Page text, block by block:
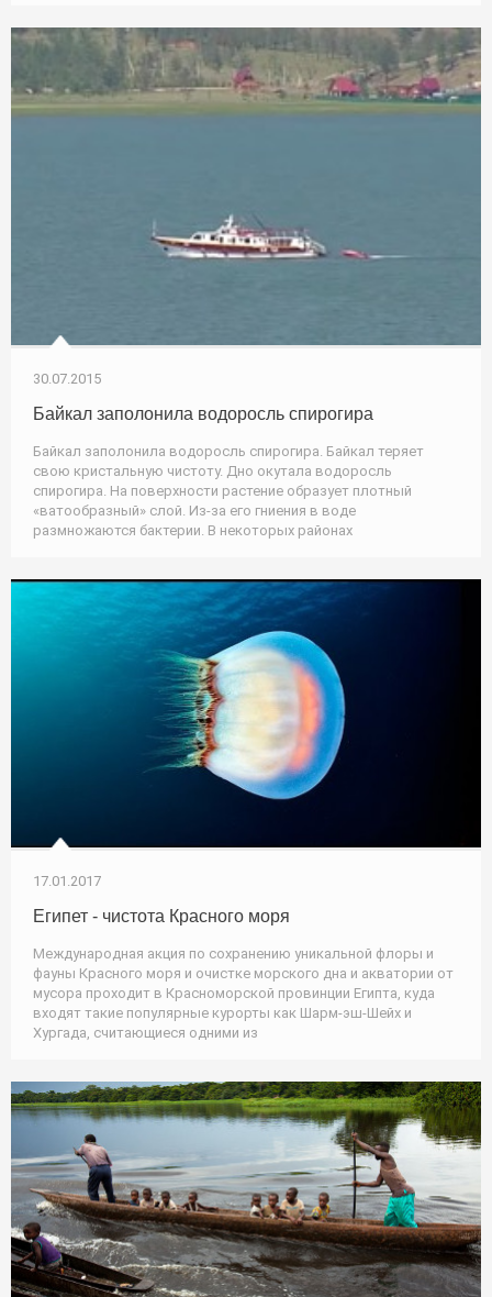
30.07.2015
Байкал заполонила водоросль спирогира
Байкал заполонила водоросль спирогира. Байкал теряет
свою кристальную чистоту. Дно окутала водоросль
спирогира. На поверхности растение образует плотный
«ватообразный» слой. Из-за его гниения в воде
размножаются бактерии. В некоторых районах
17.01.2017
Египет - чистота Красного моря
Международная акция по сохранению уникальной флоры и
фауны Красного моря и очистке морского дна и акватории от
мусора проходит в Красноморской провинции Египта, куда
входят такие популярные курорты как Шарм-эш-Шейх и
Хургада, считающиеся одними из